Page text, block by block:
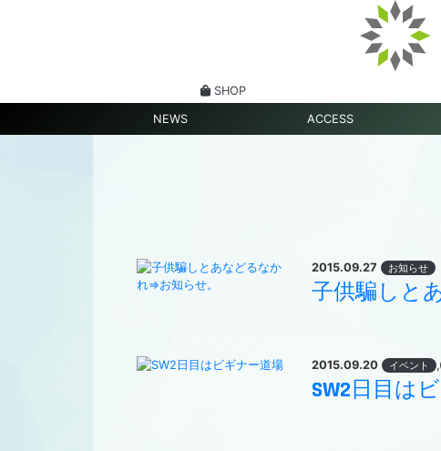
SHOP
NEWS ACCESS
2015.09.27 お知らせ
子供騙しと
2015.09.20 イベント ,
SW2日目は